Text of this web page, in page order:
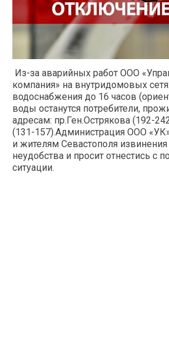
Из-за аварийных работ ООО
компания» на внутридомовых
водоснабжения до 16 часов
воды останутся потребители,
адресам: пр.Ген.Острякова (192-
(131-157).Администрация ООО
и жителям Севастополя
неудобства и просит отнестись с
ситуации.